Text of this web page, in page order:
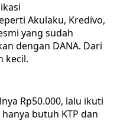
Akulaku, Kredivo,
yang sudah
dengan DANA. Dari
kecil.
Rp50.000, lalu ikuti
butuh KTP dan